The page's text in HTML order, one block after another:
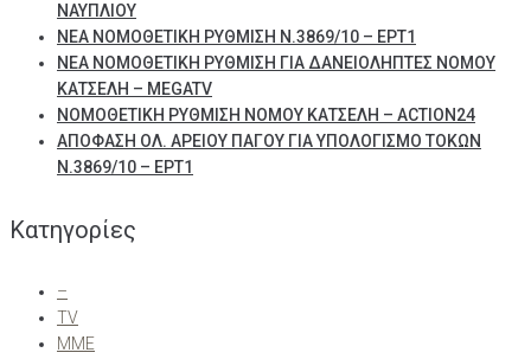
ΝΑΥΠΛΙΟΥ
ΝΕΑ ΝΟΜΟΘΕΤΙΚΗ ΡΥΘΜΙΣΗ Ν.3869/10 – ΕΡΤ1
ΝΕΑ ΝΟΜΟΘΕΤΙΚΗ ΡΥΘΜΙΣΗ ΓΙΑ ΔΑΝΕΙΟΛΗΠΤΕΣ ΝΟΜΟΥ
ΚΑΤΣΕΛΗ – MEGATV
ΝΟΜΟΘΕΤΙΚΗ ΡΥΘΜΙΣΗ ΝΟΜΟΥ ΚΑΤΣΕΛΗ – ACTION24
ΑΠΟΦΑΣΗ ΟΛ. ΑΡΕΙΟΥ ΠΑΓΟΥ ΓΙΑ ΥΠΟΛΟΓΙΣΜΟ ΤΟΚΩΝ
Ν.3869/10 – ΕΡΤ1
Kατηγορίες
–
TV
ΜΜΕ